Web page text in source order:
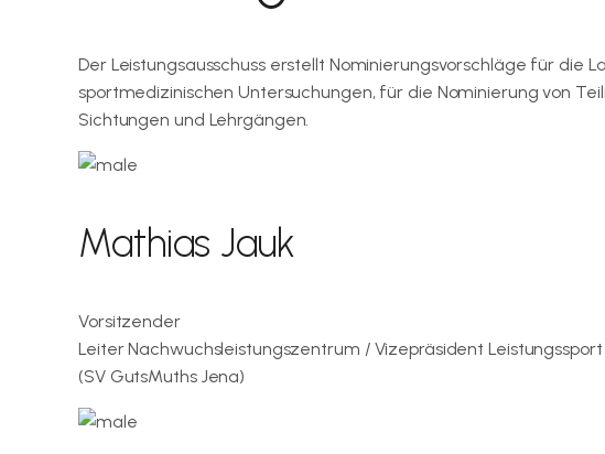
Der Leistungsausschuss erstellt Nominierungsvorschläge für die
sportmedizinischen Untersuchungen, für die Nominierung von
Sichtungen und Lehrgängen.
Mathias Jauk
Vorsitzender
Leiter Nachwuchsleistungszentrum / Vizepräsident Leistungssport
(SV GutsMuths Jena)